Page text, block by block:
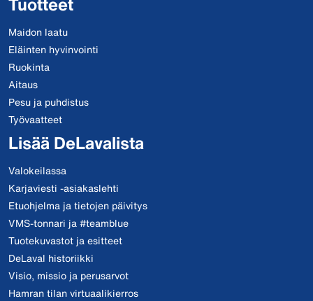
Maidon laatu
Eläinten hyvinvointi
Ruokinta
Aitaus
Pesu ja puhdistus
Työvaatteet
Lisää DeLavalista
Valokeilassa
Karjaviesti -asiakaslehti
Etuohjelma ja tietojen päivitys
VMS-tonnari ja #teamblue
Tuotekuvastot ja esitteet
DeLaval historiikki
Visio, missio ja perusarvot
Hamran tilan virtuaalikierros